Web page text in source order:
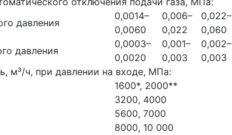
давления
0,0014–
0,0060
0,006–
0,022
0,022–
0,060
давления
0,0003–
0,0020
0,001–
0,003
0,002–
0,003
м³/ч, при давлении на входе, МПа:
1600*, 2000**
3200, 4000
5600, 7000
8000, 10 000